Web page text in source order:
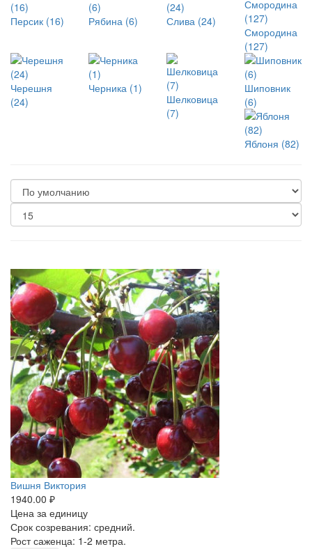
Персик (16) Рябина (6)
Слива (24)
Смородина
(127)
Черешня
(24)
Черника (1)
Шелковица
(7)
Шиповник
(6)
Яблоня (82)
Вишня Виктория
1940.00 ₽
Цена за единицу
Срок созревания: средний.
Рост саженца: 1-2 метра.